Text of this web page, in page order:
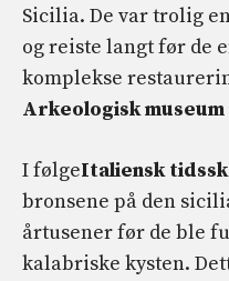
Sicilia. De var trolig
og reiste langt før de
komplekse
Arkeologisk
I følgeItaliensk
bronsene på den
årtusener før de ble
kalabriske kysten.